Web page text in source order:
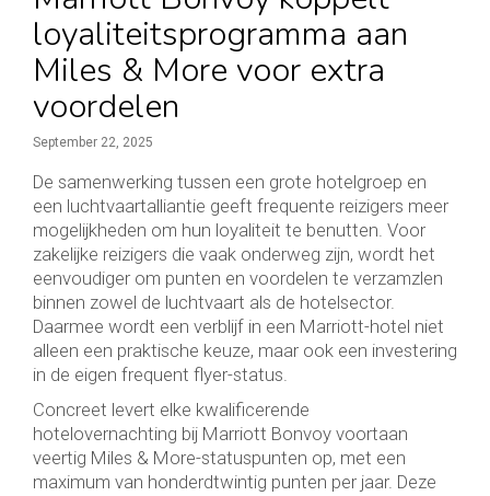
loyaliteitsprogramma aan
Miles & More voor extra
voordelen
September 22, 2025
De samenwerking tussen een grote hotelgroep en
een luchtvaartalliantie geeft frequente reizigers meer
mogelijkheden om hun loyaliteit te benutten. Voor
zakelijke reizigers die vaak onderweg zijn, wordt het
eenvoudiger om punten en voordelen te verzamzlen
binnen zowel de luchtvaart als de hotelsector.
Daarmee wordt een verblijf in een Marriott-hotel niet
alleen een praktische keuze, maar ook een investering
in de eigen frequent flyer-status.
Concreet levert elke kwalificerende
hotelovernachting bij Marriott Bonvoy voortaan
veertig Miles & More-statuspunten op, met een
maximum van honderdtwintig punten per jaar. Deze